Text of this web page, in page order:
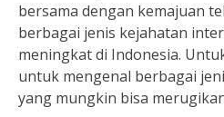
bersama dengan kemajuan
berbagai jenis kejahatan
meningkat di Indonesia.
untuk mengenal berbagai
yang mungkin bisa